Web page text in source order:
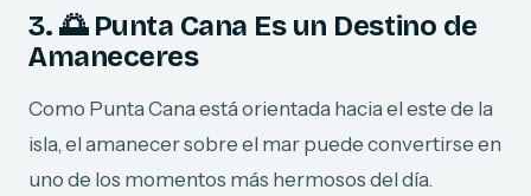
3. 🌅 Punta Cana Es un Destino de
Amaneceres
Como Punta Cana está orientada hacia el este de la
isla, el amanecer sobre el mar puede convertirse en
uno de los momentos más hermosos del día.